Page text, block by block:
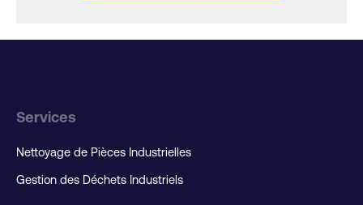
Services
Nettoyage de Pièces Industrielles
Gestion des Déchets Industriels